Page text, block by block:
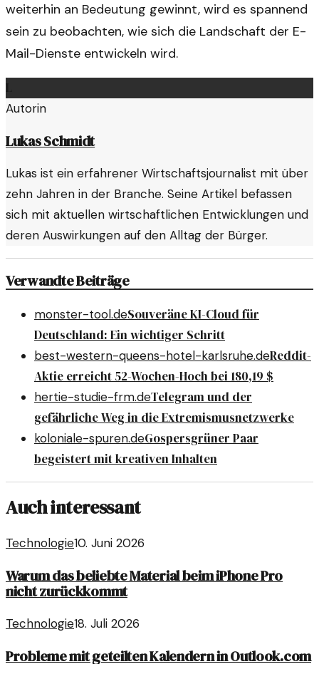
weiterhin an Bedeutung gewinnt, wird es spannend
sein zu beobachten, wie sich die Landschaft der E-
Mail-Dienste entwickeln wird.
Autorin
Lukas Schmidt
Lukas ist ein erfahrener Wirtschaftsjournalist mit über
zehn Jahren in der Branche. Seine Artikel befassen
sich mit aktuellen wirtschaftlichen Entwicklungen und
deren Auswirkungen auf den Alltag der Bürger.
Verwandte Beiträge
monster-tool.deSouveräne KI-Cloud für
Deutschland: Ein wichtiger Schritt
best-western-queens-hotel-karlsruhe.deReddit-
Aktie erreicht 52-Wochen-Hoch bei 180,19 $
hertie-studie-frm.deTelegram und der
gefährliche Weg in die Extremismusnetzwerke
koloniale-spuren.deGospersgrüner Paar
begeistert mit kreativen Inhalten
Auch interessant
Technologie10. Juni 2026
Warum das beliebte Material beim iPhone Pro
nicht zurückkommt
Technologie18. Juli 2026
Probleme mit geteilten Kalendern in Outlook.com